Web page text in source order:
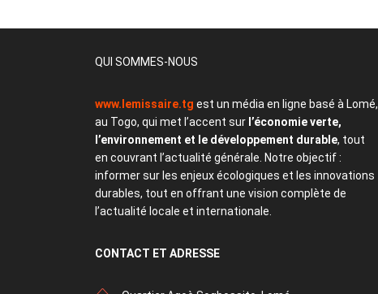
QUI SOMMES-NOUS
www.lemissaire.tg est un média en ligne basé à Lomé,
au Togo, qui met l’accent sur l’économie verte,
l’environnement et le développement durable, tout
en couvrant l’actualité générale. Notre objectif :
informer sur les enjeux écologiques et les innovations
durables, tout en offrant une vision complète de
l’actualité locale et internationale.
CONTACT ET ADRESSE